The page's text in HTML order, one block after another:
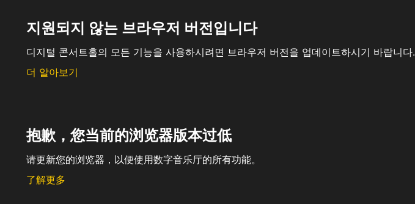
지원되지 않는 브라우저 버전입니다
디지털 콘서트홀의 모든 기능을 사용하시려면 브라우저 버전을 업데이트하시기 바랍니다.
더 알아보기
抱歉，您当前的浏览器版本过低
请更新您的浏览器，以便使用数字音乐厅的所有功能。
了解更多